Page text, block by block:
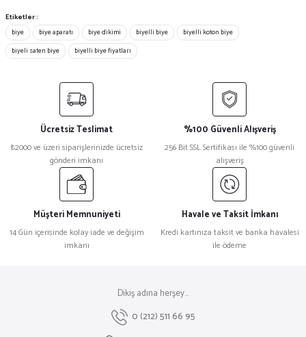
Etiketler :
biye
biye aparatı biye dikimi biyelli biye
biyelli koton biye
biyeli saten biye
biyelli biye fiyatları
Ücretsiz Teslimat
₺2000 ve üzeri siparişlerinizde ücretsiz
gönderi imkanı
%100 Güvenli Alışveriş
256 Bit SSL Sertifikası ile %100 güvenli
alışveriş
Müşteri Memnuniyeti
14 Gün içerisinde kolay iade ve değişim
imkanı
Havale ve Taksit İmkanı
Kredi kartınıza taksit ve banka havalesi
ile ödeme
Dikiş adına herşey...
0 (212) 511 66 95